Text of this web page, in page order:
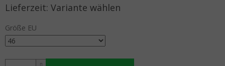
Verkaufspreis: Variante wählen
Größe EU